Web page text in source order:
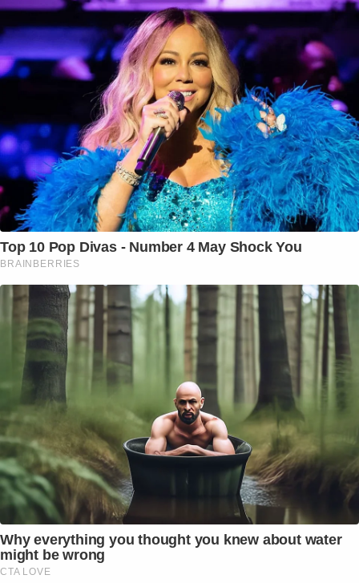
Top 10 Pop Divas - Number 4 May Shock You
BRAINBERRIES
Why everything you thought you knew about water
might be wrong
CTA LOVE